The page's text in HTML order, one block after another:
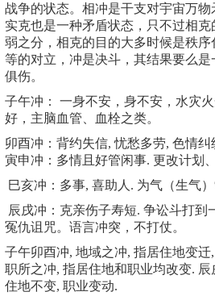
战争的状态。相冲是干支对宇宙万
实克也是一种矛盾状态，只不过相
弱之分，相克的目的大多时候是秩
等的对立，冲是决斗，其结果要么
俱伤。
子午冲： 一身不安，身不安，水灾
好，主脑血管、血栓之类。
卯酉冲：背约失信, 忧愁多劳, 色情纠
寅申冲：多情且好管闲事. 更改计划
巳亥冲：多事, 喜助人. 为气（生气
辰戌冲：克亲伤子寿短. 争讼斗打到
冤仇诅咒。语言冲突，不打仗。
子午卯酉冲, 地域之冲, 指居住地变
职所之冲, 指居住地和职业均改变.
住地不变, 职业变动.